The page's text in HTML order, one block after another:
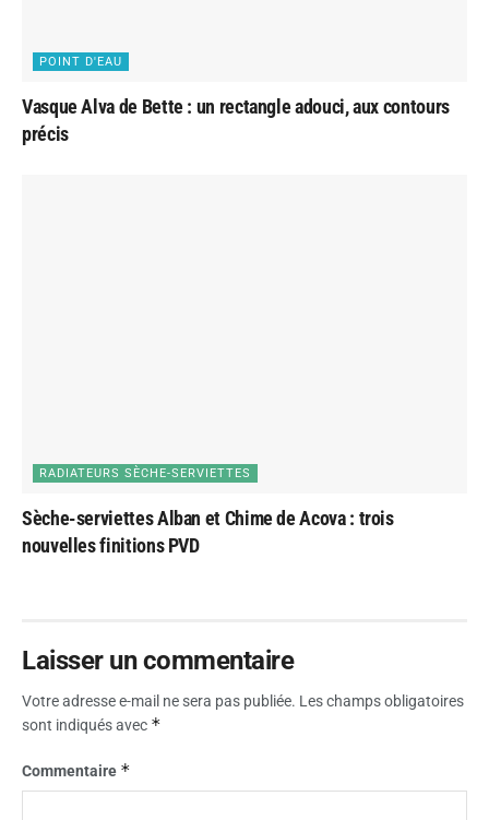
POINT D'EAU
Vasque Alva de Bette : un rectangle adouci, aux contours
précis
RADIATEURS SÈCHE-SERVIETTES
Sèche-serviettes Alban et Chime de Acova : trois
nouvelles finitions PVD
Laisser un commentaire
Votre adresse e-mail ne sera pas publiée. Les champs obligatoires
sont indiqués avec *
Commentaire *